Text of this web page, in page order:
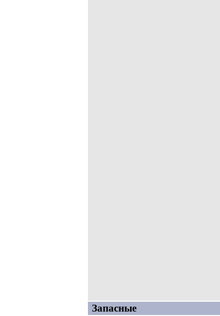
Запасные